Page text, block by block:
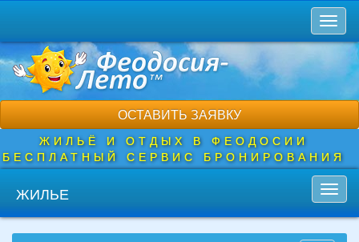
основному
содержанию
ОСТАВИТЬ ЗАЯВКУ
ЖИЛЬЁ И ОТДЫХ В ФЕОДОСИИ
БЕСПЛАТНЫЙ СЕРВИС БРОНИРОВАНИЯ
ЖИЛЬЕ